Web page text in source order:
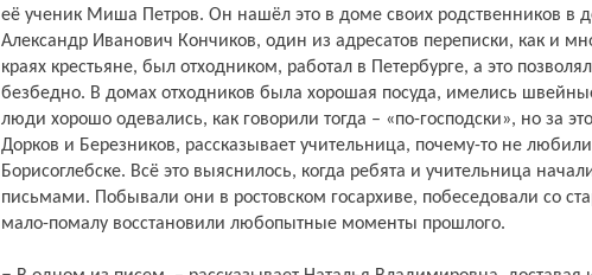
её ученик Миша Петров. Он нашёл это в доме своих родственников в
Александр Иванович Кончиков, один из адресатов переписки, как и
краях крестьяне, был отходником, работал в Петербурге, а это
безбедно. В домах отходников была хорошая посуда, имелись
люди хорошо одевались, как говорили тогда – «по-господски», но за
Дорков и Березников, рассказывает учительница, почему-то не
Борисоглебске. Всё это выяснилось, когда ребята и учительница
письмами. Побывали они в ростовском госархиве, побеседовали со
мало-помалу восстановили любопытные моменты прошлого.